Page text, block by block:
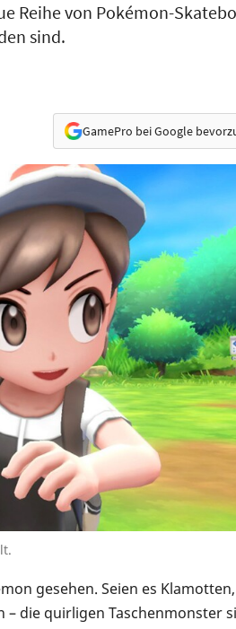
Reihe von Pokémon-
sind.
GamePro bei Google
gesehen. Seien es Klamotten,
die quirligen Taschenmonster